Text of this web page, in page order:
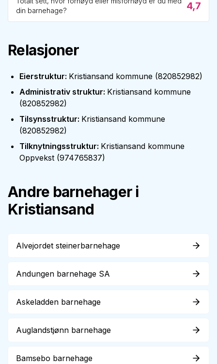
din barnehage?
4,7
Relasjoner
Eierstruktur: Kristiansand kommune (820852982)
Administrativ struktur: Kristiansand kommune
(820852982)
Tilsynsstruktur: Kristiansand kommune
(820852982)
Tilknytningsstruktur: Kristiansand kommune
Oppvekst (974765837)
Andre barnehager i
Kristiansand
Alvejordet steinerbarnehage
Andungen barnehage SA
Askeladden barnehage
Auglandstjønn barnehage
Bamsebo barnehage